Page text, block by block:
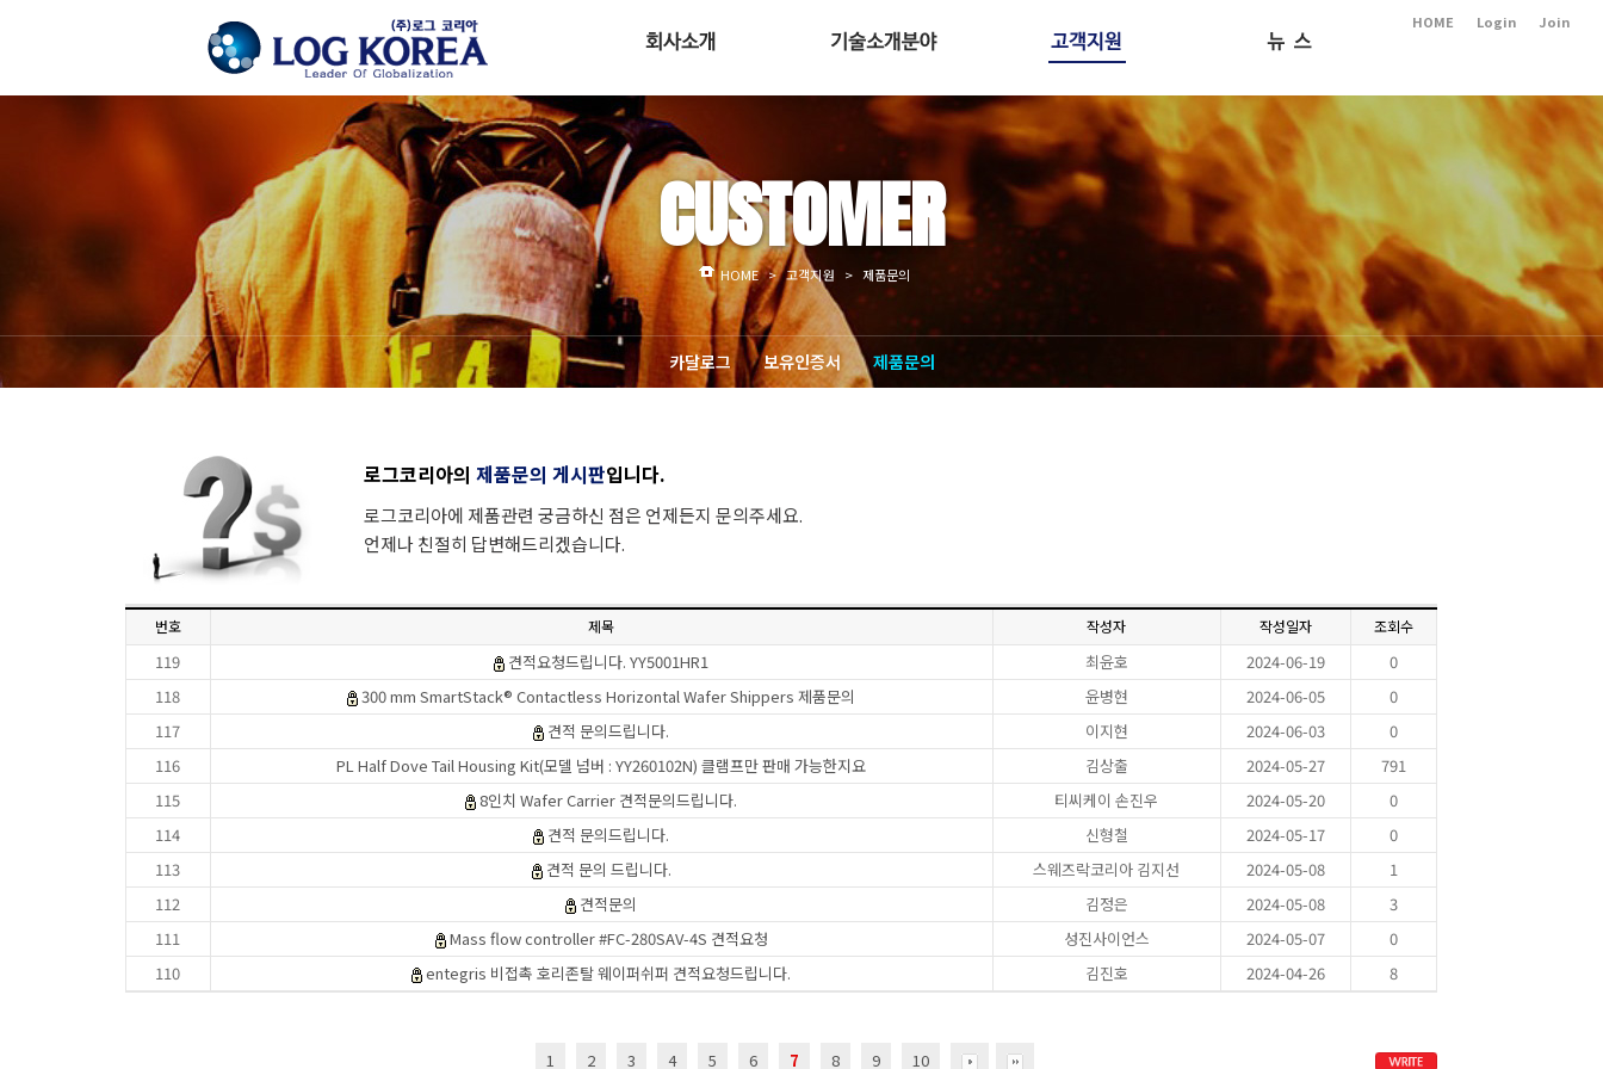
경영이념
조직도
회사위치
주요 고객사
인테그리스
퓨어라인
버커트
GFI 캡슐소화기
MFC
카달로그
보유인증서
제품문의
소식
제품영상
HOME Login Join
CUSTOMER
카달로그 보유인증서 제품문의
HOME > 고객지원 > 제품문의
로그코리아의 제품문의 게시판입니다.
로그코리아에 제품관련 궁금하신 점은 언제든지 문의주세요.
언제나 친절히 답변해드리겠습니다.
번호 제목 작성자 작성일자 조회수
119 견적요청드립니다. YY5001HR1 최윤호 2024-06-19
0
118
300 mm SmartStack® Contactless Horizontal Wafer Shippers 제품문의 윤병현 2024-06-05
0
117
견적 문의드립니다. 이지현 2024-06-03
0
116
PL Half Dove Tail Housing Kit(모델 넘버 : YY260102N) 클램프만 판매 가능한지요 김상출 2024-05-27
791
115
8인치 Wafer Carrier 견적문의드립니다. 티씨케이 손진우 2024-05-20
0
114
견적 문의드립니다. 신형철 2024-05-17
0
113
견적 문의 드립니다. 스웨즈락코리아 김지선 2024-05-08
1
112
견적문의 김정은 2024-05-08
3
111
Mass flow controller #FC-280SAV-4S 견적요청 성진사이언스 2024-05-07
0
110
entegris 비접촉 호리존탈 웨이퍼쉬퍼 견적요청드립니다. 김진호 2024-04-26 8
1 2 3 4 5 6 7 8 9 10